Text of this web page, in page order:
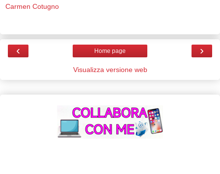
Carmen Cotugno
‹ ›
Home page
Visualizza versione web